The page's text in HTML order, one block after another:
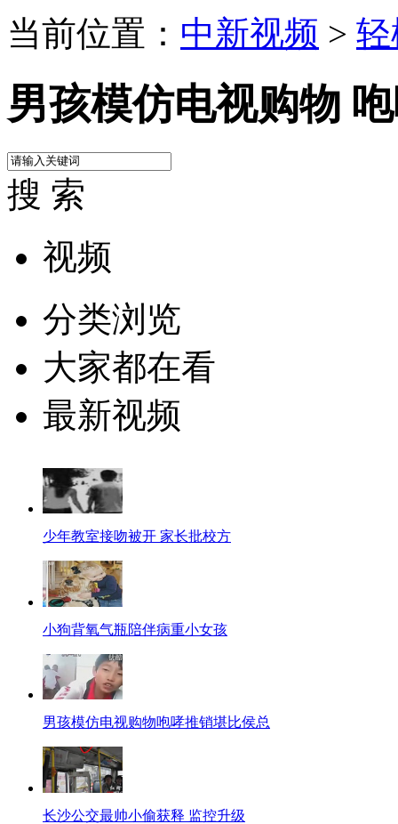
当前位置： 中新视频 >
男孩模仿电视购物
搜 索
视频
分类浏览
大家都在看
最新视频
少年教室接吻被开 家长批校方
小狗背氧气瓶陪伴病重小女孩
男孩模仿电视购物咆哮推销堪比侯总
长沙公交最帅小偷获释 监控升级